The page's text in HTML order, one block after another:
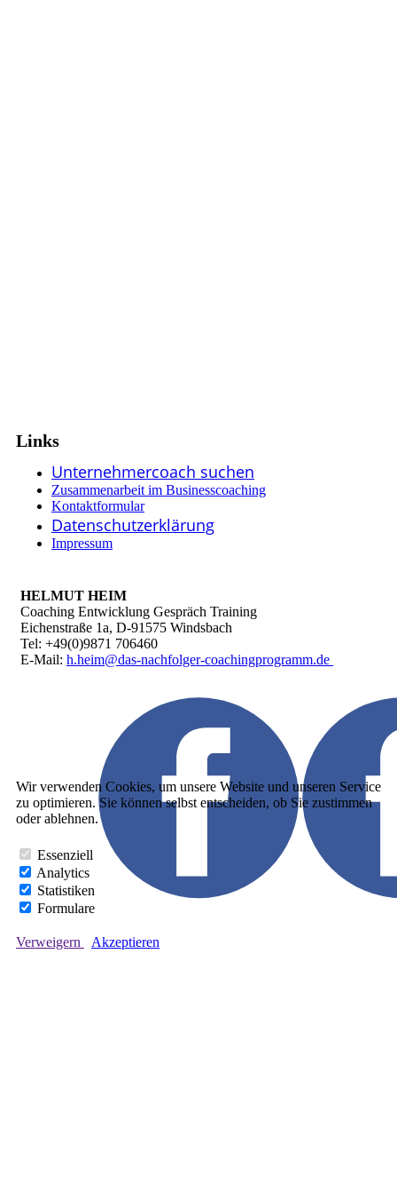
Links
Unternehmercoach suchen
Zusammenarbeit im Businesscoaching
Kontaktformular
Datenschutzerklärung
Impressum
HELMUT HEIM
Coaching Entwicklung Gespräch Training
Eichenstraße 1a, D-91575 Windsbach
Tel: +49(0)9871 706460
E-Mail: h.heim@das-nachfolger-coachingprogramm.de
Wir verwenden Cookies, um unsere Website und unseren Service
zu optimieren. Sie können selbst entscheiden, ob Sie zustimmen
oder ablehnen.
Essenziell
Analytics
Statistiken
Formulare
Verweigern Akzeptieren